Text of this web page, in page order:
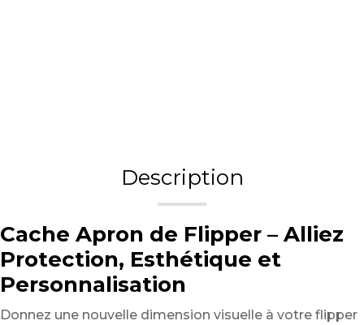
Description
Cache Apron de Flipper – Alliez
Protection, Esthétique et
Personnalisation
Donnez une nouvelle dimension visuelle à votre flipper